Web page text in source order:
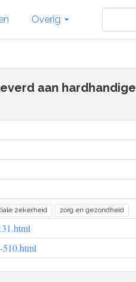
Overig
aan hardhandige
zekerheid zorg en gezondheid
510.html